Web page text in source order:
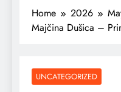
Home 2026
Majčina Dušica –
UNCATEGORIZED